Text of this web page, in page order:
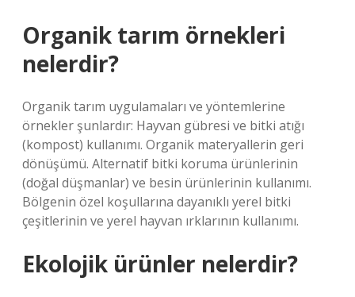
Organik tarım örnekleri
nelerdir?
Organik tarım uygulamaları ve yöntemlerine
örnekler şunlardır: Hayvan gübresi ve bitki atığı
(kompost) kullanımı. Organik materyallerin geri
dönüşümü. Alternatif bitki koruma ürünlerinin
(doğal düşmanlar) ve besin ürünlerinin kullanımı.
Bölgenin özel koşullarına dayanıklı yerel bitki
çeşitlerinin ve yerel hayvan ırklarının kullanımı.
Ekolojik ürünler nelerdir?